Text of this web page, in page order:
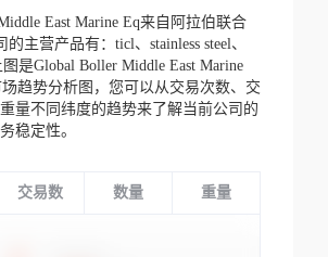
East Marine Eq来自阿拉伯联合
的主营产品有：ticl、stainless steel、
图是Global Boller Middle East Marine
趋势分析图，您可以从交易次数、交
量不同纬度的趋势来了解当前公司的
稳定性。
交易数 数量 重量